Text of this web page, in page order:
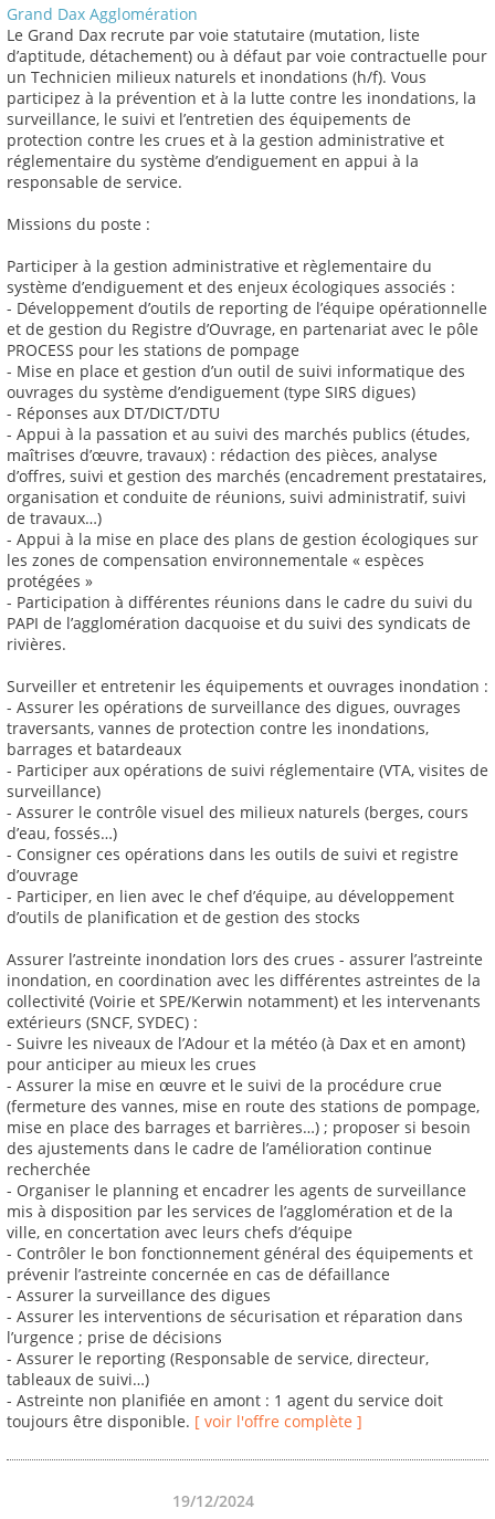
Grand Dax Agglomération
Le Grand Dax recrute par voie statutaire (mutation, liste
d’aptitude, détachement) ou à défaut par voie contractuelle pour
un Technicien milieux naturels et inondations (h/f). Vous
participez à la prévention et à la lutte contre les inondations, la
surveillance, le suivi et l’entretien des équipements de
protection contre les crues et à la gestion administrative et
réglementaire du système d’endiguement en appui à la
responsable de service.
Missions du poste :
Participer à la gestion administrative et règlementaire du
système d’endiguement et des enjeux écologiques associés :
- Développement d’outils de reporting de l’équipe opérationnelle
et de gestion du Registre d’Ouvrage, en partenariat avec le pôle
PROCESS pour les stations de pompage
- Mise en place et gestion d’un outil de suivi informatique des
ouvrages du système d’endiguement (type SIRS digues)
- Réponses aux DT/DICT/DTU
- Appui à la passation et au suivi des marchés publics (études,
maîtrises d’œuvre, travaux) : rédaction des pièces, analyse
d’offres, suivi et gestion des marchés (encadrement prestataires,
organisation et conduite de réunions, suivi administratif, suivi
de travaux…)
- Appui à la mise en place des plans de gestion écologiques sur
les zones de compensation environnementale « espèces
protégées »
- Participation à différentes réunions dans le cadre du suivi du
PAPI de l’agglomération dacquoise et du suivi des syndicats de
rivières.
Surveiller et entretenir les équipements et ouvrages inondation :
- Assurer les opérations de surveillance des digues, ouvrages
traversants, vannes de protection contre les inondations,
barrages et batardeaux
- Participer aux opérations de suivi réglementaire (VTA, visites de
surveillance)
- Assurer le contrôle visuel des milieux naturels (berges, cours
d’eau, fossés…)
- Consigner ces opérations dans les outils de suivi et registre
d’ouvrage
- Participer, en lien avec le chef d’équipe, au développement
d’outils de planification et de gestion des stocks
Assurer l’astreinte inondation lors des crues - assurer l’astreinte
inondation, en coordination avec les différentes astreintes de la
collectivité (Voirie et SPE/Kerwin notamment) et les intervenants
extérieurs (SNCF, SYDEC) :
- Suivre les niveaux de l’Adour et la météo (à Dax et en amont)
pour anticiper au mieux les crues
- Assurer la mise en œuvre et le suivi de la procédure crue
(fermeture des vannes, mise en route des stations de pompage,
mise en place des barrages et barrières…) ; proposer si besoin
des ajustements dans le cadre de l’amélioration continue
recherchée
- Organiser le planning et encadrer les agents de surveillance
mis à disposition par les services de l’agglomération et de la
ville, en concertation avec leurs chefs d’équipe
- Contrôler le bon fonctionnement général des équipements et
prévenir l’astreinte concernée en cas de défaillance
- Assurer la surveillance des digues
- Assurer les interventions de sécurisation et réparation dans
l’urgence ; prise de décisions
- Assurer le reporting (Responsable de service, directeur,
tableaux de suivi…)
- Astreinte non planifiée en amont : 1 agent du service doit
toujours être disponible. [ voir l'offre complète ]
19/12/2024